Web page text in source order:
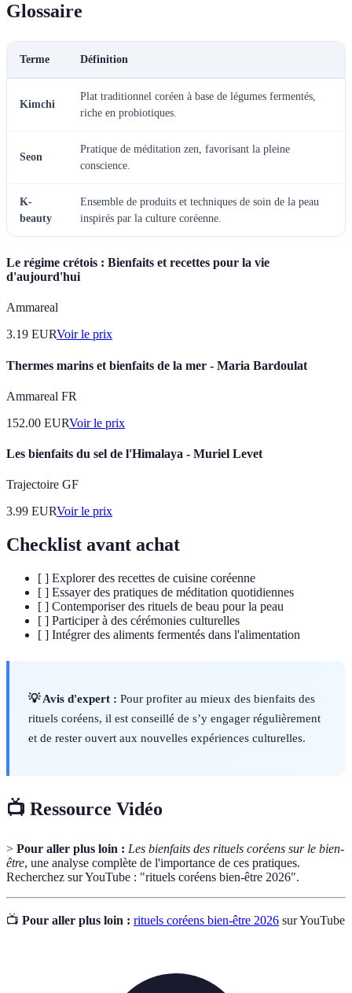
Glossaire
Terme Définition
Kimchi
Plat traditionnel coréen à base de légumes fermentés,
riche en probiotiques.
Seon
Pratique de méditation zen, favorisant la pleine
conscience.
K-
beauty
Ensemble de produits et techniques de soin de la peau
inspirés par la culture coréenne.
Le régime crétois : Bienfaits et recettes pour la vie
d'aujourd'hui
Ammareal
3.19 EURVoir le prix
Thermes marins et bienfaits de la mer - Maria Bardoulat
Ammareal FR
152.00 EURVoir le prix
Les bienfaits du sel de l'Himalaya - Muriel Levet
Trajectoire GF
3.99 EURVoir le prix
Checklist avant achat
[ ] Explorer des recettes de cuisine coréenne
[ ] Essayer des pratiques de méditation quotidiennes
[ ] Contemporiser des rituels de beau pour la peau
[ ] Participer à des cérémonies culturelles
[ ] Intégrer des aliments fermentés dans l'alimentation
💡 Avis d'expert : Pour profiter au mieux des bienfaits des
rituels coréens, il est conseillé de s’y engager régulièrement
et de rester ouvert aux nouvelles expériences culturelles.
📺 Ressource Vidéo
> Pour aller plus loin : Les bienfaits des rituels coréens sur le bien-
être, une analyse complète de l'importance de ces pratiques.
Recherchez sur YouTube : "rituels coréens bien-être 2026".
📺 Pour aller plus loin : rituels coréens bien-être 2026 sur YouTube